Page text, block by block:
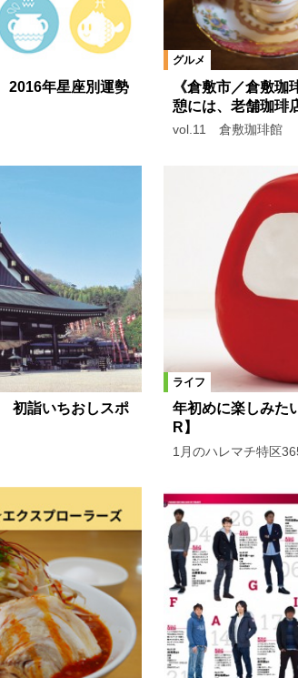
編集者にまかせてちょ～査団！！ 和気に住みた
雑貨ぶらり散歩
年星座別運勢
グルメ
《倉敷市／倉敷
憩には、老舗珈琲
vol.11 倉敷珈琲館
初詣いちおしスポ
ライフ
年初めに楽しみた
R】
1月のハレマチ特区